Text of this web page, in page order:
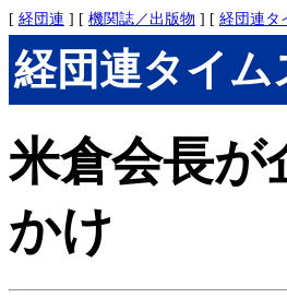
[ 経団連 ] [ 機関誌／出版物 ] [ 経団連タ
経団連タイム
米倉会長が
かけ